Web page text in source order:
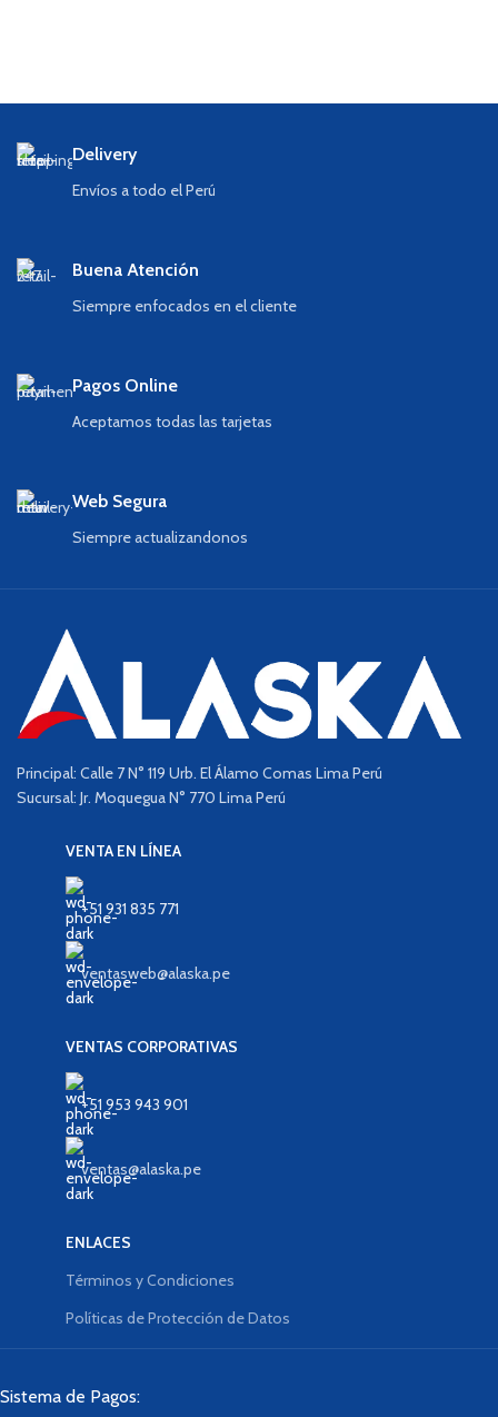
Delivery
Envíos a todo el Perú
Buena Atención
Siempre enfocados en el cliente
Pagos Online
Aceptamos todas las tarjetas
Web Segura
Siempre actualizandonos
Principal: Calle 7 N° 119 Urb. El Álamo Comas Lima Perú
Sucursal: Jr. Moquegua N° 770 Lima Perú
VENTA EN LÍNEA
+51 931 835 771
ventasweb@alaska.pe
VENTAS CORPORATIVAS
+51 953 943 901
ventas@alaska.pe
ENLACES
Términos y Condiciones
Políticas de Protección de Datos
Sistema de Pagos: